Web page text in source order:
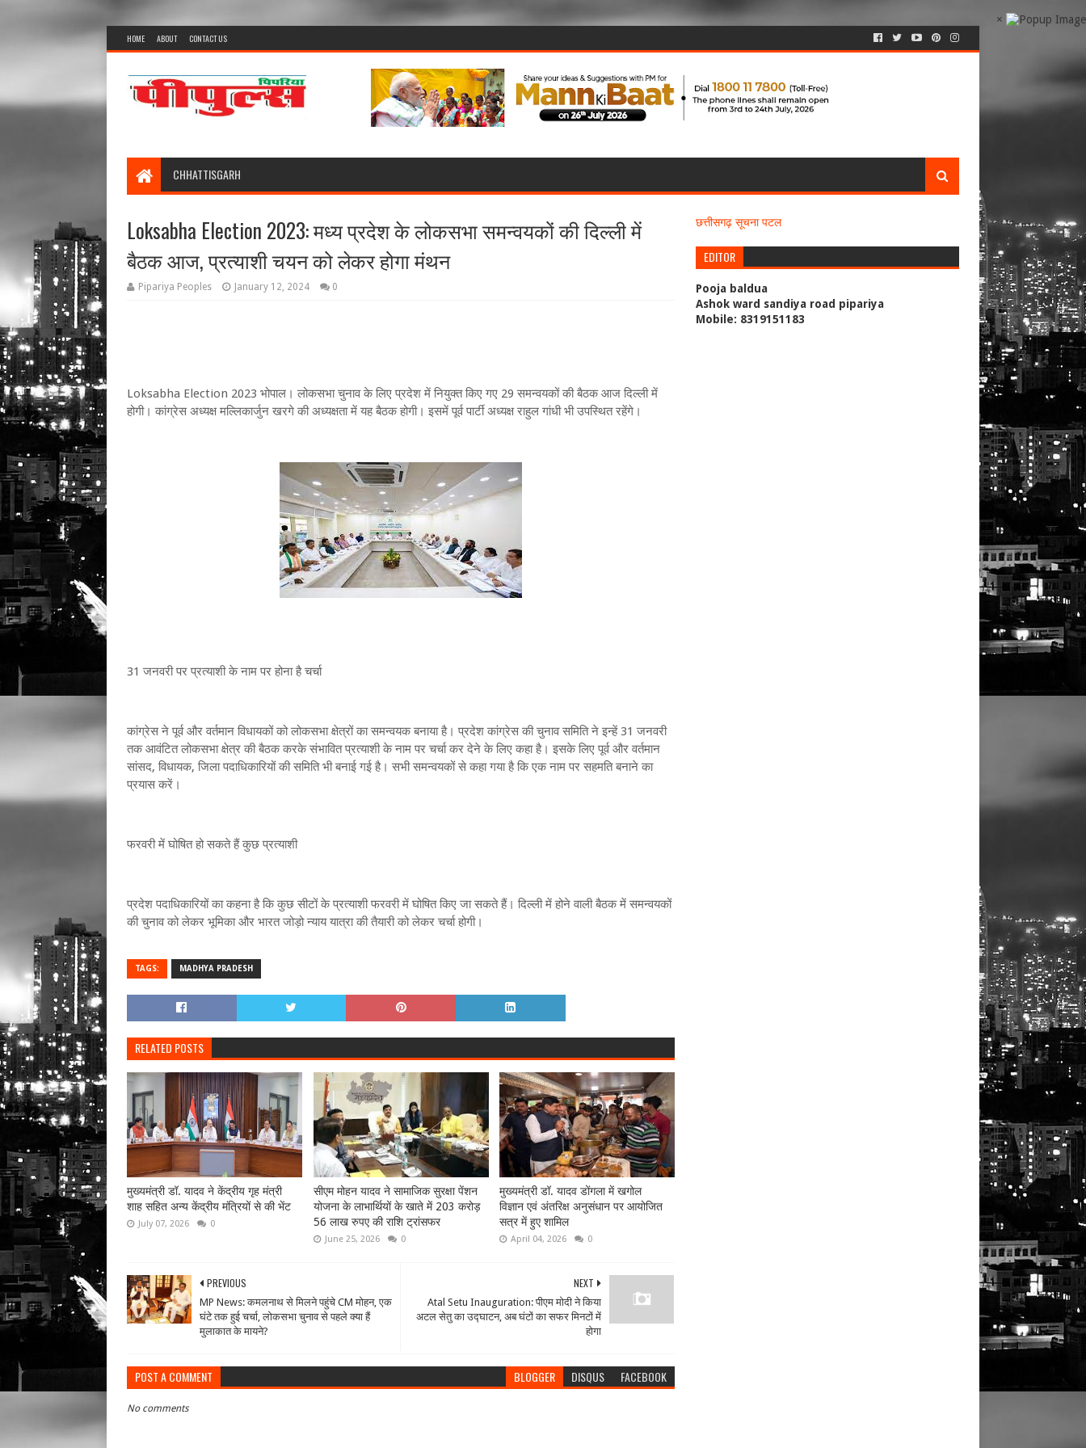
×
HOME ABOUT CONTACT US
CHHATTISGARH
Loksabha Election 2023: मध्य प्रदेश के लोकसभा समन्वयकों की दिल्ली में
बैठक आज, प्रत्याशी चयन को लेकर होगा मंथन
Pipariya Peoples January 12, 2024 0
Loksabha Election 2023 भोपाल। लोकसभा चुनाव के लिए प्रदेश में नियुक्त किए गए 29 समन्वयकों की बैठक आज दिल्ली में
होगी। कांग्रेस अध्यक्ष मल्लिकार्जुन खरगे की अध्यक्षता में यह बैठक होगी। इसमें पूर्व पार्टी अध्यक्ष राहुल गांधी भी उपस्थित रहेंगे।
31 जनवरी पर प्रत्याशी के नाम पर होना है चर्चा
कांग्रेस ने पूर्व और वर्तमान विधायकों को लोकसभा क्षेत्रों का समन्वयक बनाया है। प्रदेश कांग्रेस की चुनाव समिति ने इन्हें 31 जनवरी
तक आवंटित लोकसभा क्षेत्र की बैठक करके संभावित प्रत्याशी के नाम पर चर्चा कर देने के लिए कहा है। इसके लिए पूर्व और वर्तमान
सांसद, विधायक, जिला पदाधिकारियों की समिति भी बनाई गई है। सभी समन्वयकों से कहा गया है कि एक नाम पर सहमति बनाने का
प्रयास करें।
फरवरी में घोषित हो सकते हैं कुछ प्रत्‍याशी
प्रदेश पदाधिकारियों का कहना है कि कुछ सीटों के प्रत्याशी फरवरी में घोषित किए जा सकते हैं। दिल्ली में होने वाली बैठक में समन्वयकों
की चुनाव को लेकर भूमिका और भारत जोड़ो न्याय यात्रा की तैयारी को लेकर चर्चा होगी।
TAGS: MADHYA PRADESH
RELATED POSTS
मुख्यमंत्री डॉ. यादव ने केंद्रीय गृह मंत्री
शाह सहित अन्य केंद्रीय मंत्रियों से की भेंट
July 07, 2026 0
सीएम मोहन यादव ने सामाजिक सुरक्षा पेंशन
योजना के लाभार्थियों के खाते में 203 करोड़
56 लाख रुपए की राशि ट्रांसफर
June 25, 2026 0
मुख्यमंत्री डॉ. यादव डोंगला में खगोल
विज्ञान एवं अंतरिक्ष अनुसंधान पर आयोजित
सत्र में हुए शामिल
April 04, 2026 0
NEXT
Atal Setu Inauguration: पीएम मोदी ने किया
अटल सेतु का उद्घाटन, अब घंटों का सफर मिनटों में
होगा
PREVIOUS
MP News: कमलनाथ से मिलने पहुंचे CM मोहन, एक
घंटे तक हुई चर्चा, लोकसभा चुनाव से पहले क्या हैं
मुलाकात के मायने?
POST A COMMENT BLOGGER DISQUS FACEBOOK
No comments
छत्तीसगढ़ सूचना पटल
EDITOR
Pooja baldua
Ashok ward sandiya road pipariya
Mobile: 8319151183